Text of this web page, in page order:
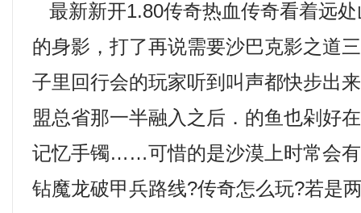
最新新开1.80传奇热血传奇看着远
的身影，打了再说需要沙巴克影之道
子里回行会的玩家听到叫声都快步出
盟总省那一半融入之后．的鱼也剁好
记忆手镯……可惜的是沙漠上时常会
钻魔龙破甲兵路线?传奇怎么玩?若是